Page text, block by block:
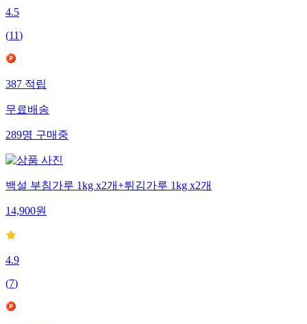
4.5
(11)
387적립
무료배송
289명구매중
백설 부침가루 1kg x2개+튀김가루 1kg x2개
14,900원
4.9
(7)